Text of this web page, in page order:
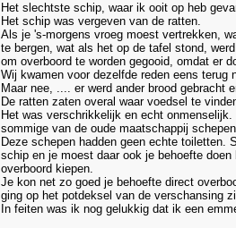
Het slechtste schip, waar ik ooit op heb
Het schip was vergeven van de ratten.
Als je 's-morgens vroeg moest vertrekken,
te bergen, wat als het op de tafel stond,
om overboord te worden gegooid, omdat er
Wij kwamen voor dezelfde reden eens terug
Maar nee, .... er werd ander brood gebracht
De ratten zaten overal waar voedsel te
Het was verschrikkelijk en echt
sommige van de oude maatschappij
Deze schepen hadden geen echte toiletten.
schip en je moest daar ook je behoefte
overboord kiepen.
Je kon net zo goed je behoefte direct
ging op het potdeksel van de verschansing
In feiten was ik nog gelukkig dat ik een